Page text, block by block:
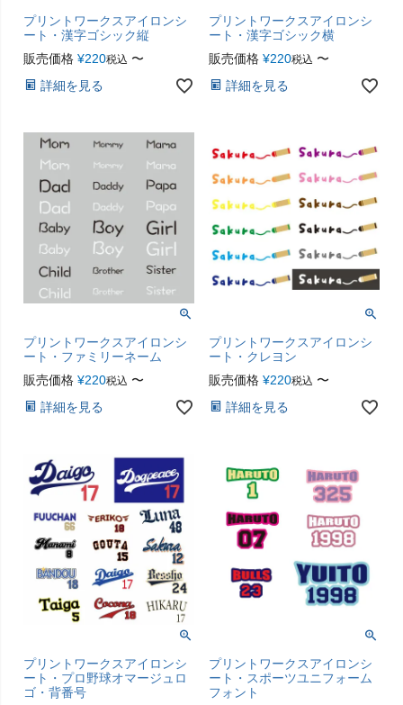
プリントワークスアイロンシ
ート・漢字ゴシック縦
販売価格 ¥220税込 〜
詳細を見る
プリントワークスアイロンシ
ート・漢字ゴシック横
販売価格 ¥220税込 〜
詳細を見る
プリントワークスアイロンシ
ート・ファミリーネーム
販売価格 ¥220税込 〜
詳細を見る
プリントワークスアイロンシ
ート・クレヨン
販売価格 ¥220税込 〜
詳細を見る
プリントワークスアイロンシ
ート・プロ野球オマージュロ
ゴ・背番号
プリントワークスアイロンシ
ート・スポーツユニフォーム
フォント